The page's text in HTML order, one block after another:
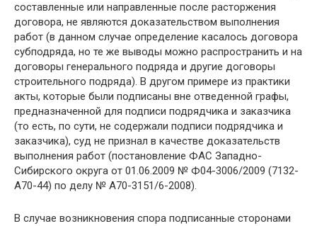
составленные или направленные после расторжения
договора, не являются доказательством выполнения
работ (в данном случае определение касалось договора
субподряда, но те же выводы можно распространить и на
договоры генерального подряда и другие договоры
строительного подряда). В другом примере из практики
акты, которые были подписаны вне отведенной графы,
предназначенной для подписи подрядчика и заказчика
(то есть, по сути, не содержали подписи подрядчика и
заказчика), суд не признал в качестве доказательств
выполнения работ (постановление ФАС Западно-
Сибирского округа от 01.06.2009 № Ф04-3006/2009 (7132-
А70-44) по делу № А70-3151/6-2008).
В случае возникновения спора подписанные сторонами